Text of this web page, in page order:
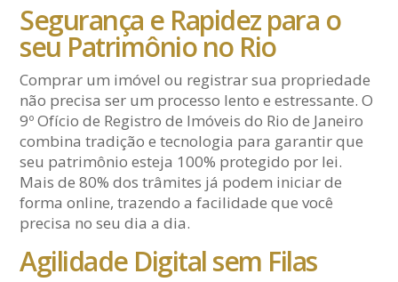
Segurança e Rapidez para o
seu Patrimônio no Rio
Comprar um imóvel ou registrar sua propriedade
não precisa ser um processo lento e estressante. O
9º Ofício de Registro de Imóveis do Rio de Janeiro
combina tradição e tecnologia para garantir que
seu patrimônio esteja 100% protegido por lei.
Mais de 80% dos trâmites já podem iniciar de
forma online, trazendo a facilidade que você
precisa no seu dia a dia.
Agilidade Digital sem Filas